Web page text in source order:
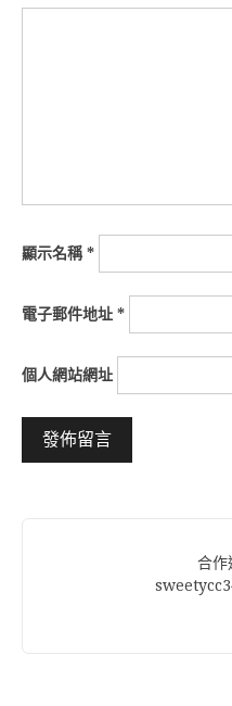
顯示名稱*
電子郵件地址 *
個人網站網址
合作